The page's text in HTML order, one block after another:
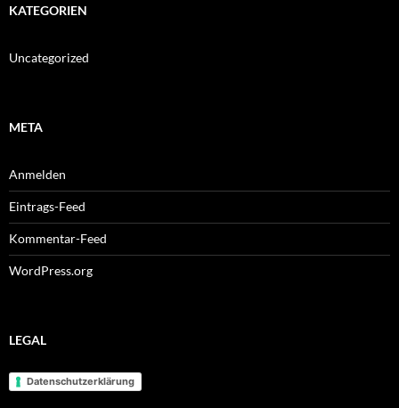
KATEGORIEN
Uncategorized
META
Anmelden
Eintrags-Feed
Kommentar-Feed
WordPress.org
LEGAL
Datenschutzerklärung